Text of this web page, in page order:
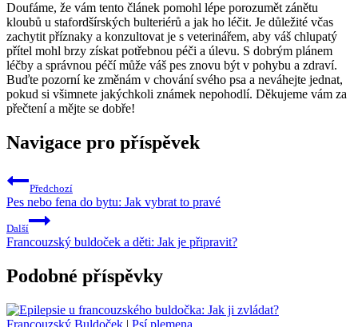
Doufáme, že vám tento článek pomohl lépe porozumět zánětu
kloubů u stafordšírských bulteriérů a jak ho léčit. Je důležité včas
zachytit příznaky a konzultovat je s veterinářem, aby váš chlupatý
přítel mohl brzy získat potřebnou péči a úlevu. S dobrým plánem
léčby a správnou péčí může váš pes znovu být v pohybu a zdraví.
Buďte pozorní ke změnám v chování svého psa a neváhejte jednat,
pokud si všimnete jakýchkoli známek nepohodlí. Děkujeme vám za
přečtení a mějte se dobře!
Navigace pro příspěvek
Předchozí
Pes nebo fena do bytu: Jak vybrat to pravé
Další
Francouzský buldoček a děti: Jak je připravit?
Podobné příspěvky
Francouzský Buldoček | Psí plemena